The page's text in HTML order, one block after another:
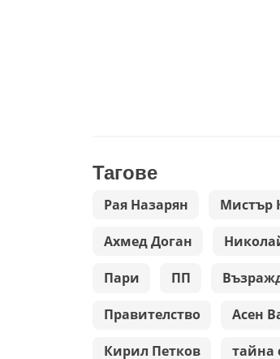
Тагове
Рая Назарян Мистър
Ахмед Доган
Пари ПП
Правителство Асен
Кирил Петков тайна